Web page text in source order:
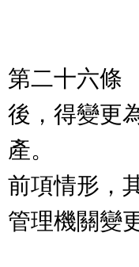
第二十六
後，得變更
產。
前項情形，
管理機關變